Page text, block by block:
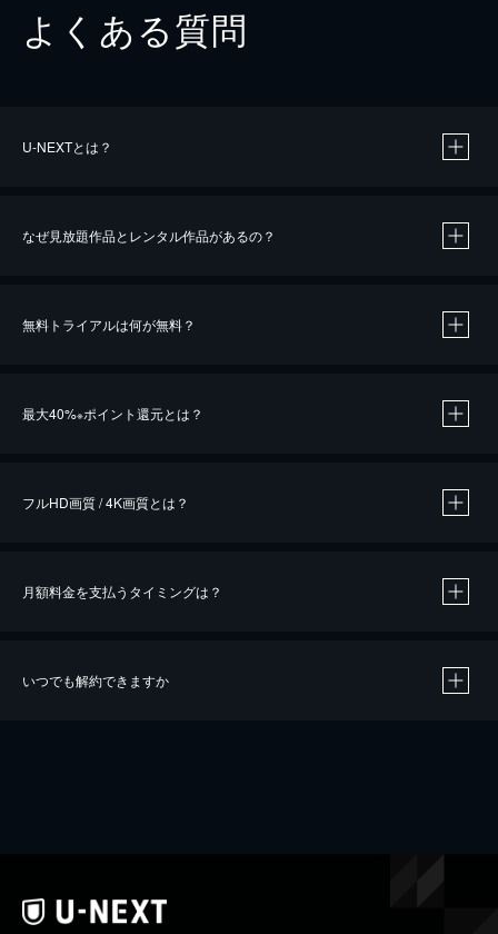
よくある質問
U-NEXTとは？
なぜ見放題作品とレンタル作品があるの？
無料トライアルは何が無料？
最大40%※ポイント還元とは？
※40％ポイント還元の対象は、クレジットカード決済による作品の購入 / レンタルです。
iOSアプリのUコイン決済による作品の購入 / レンタルは、20％のポイント還元です。
フルHD画質 / 4K画質とは？
月額料金を支払うタイミングは？
いつでも解約できますか